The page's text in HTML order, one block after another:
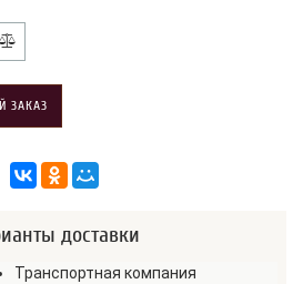
ЗАКАЗ
доставки
Транспортная компания